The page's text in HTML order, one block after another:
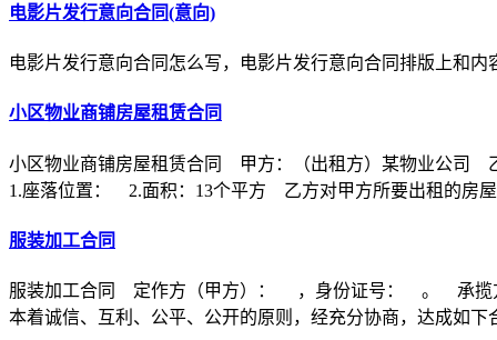
电影片发行意向合同(意向)
电影片发行意向合同怎么写，电影片发行意向合同排版上和
小区物业商铺房屋租赁合同
小区物业商铺房屋租赁合同 甲方：（出租方）某物业公司
1.座落位置： 2.面积：13个平方 乙方对甲方所要出租的房
服装加工合同
服装加工合同 定作方（甲方）： ，身份证号： 。 承揽
本着诚信、互利、公平、公开的原则，经充分协商，达成如下